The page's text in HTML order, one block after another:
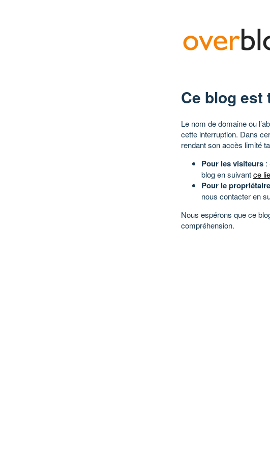
Ce blog
Le nom de domaine ou
cette interruption. Dans
rendant son accès limité
Pour les visiteurs :
blog en suivantce
Pour le propriétaire
nous contacter en
Nous espérons que ce
compréhension.